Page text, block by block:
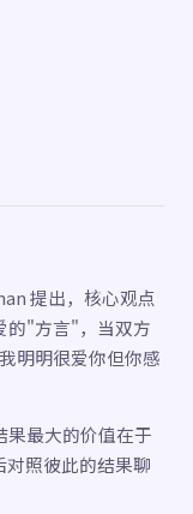
提出，核心观点
的"方言"，当双方
明明很爱你但你感
果最大的价值在于
照彼此的结果聊